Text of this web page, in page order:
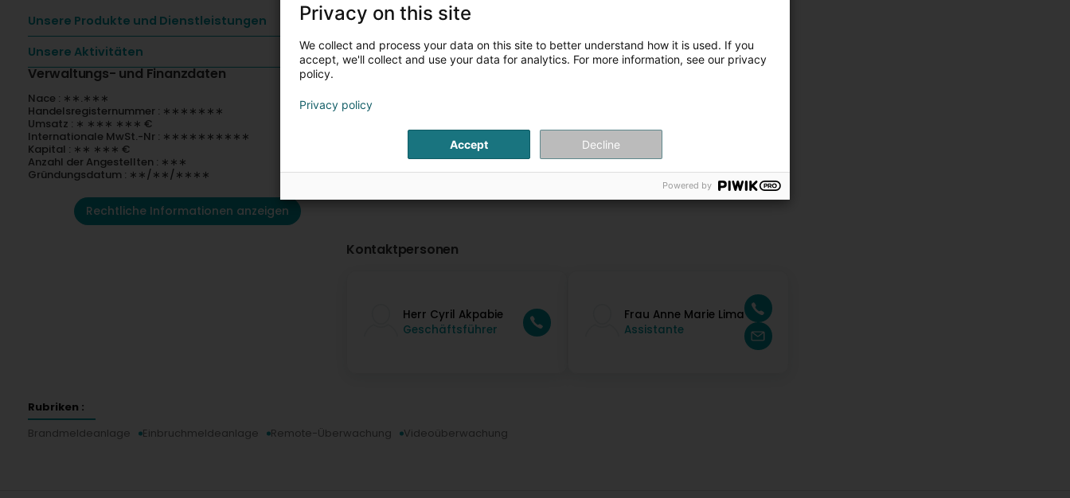
Unsere Produkte und Dienstleistungen
Unsere Aktivitäten
Verwaltungs- und Finanzdaten
Nace : ∗∗.∗∗∗
Handelsregisternummer : ∗∗∗∗∗∗∗
Umsatz : ∗ ∗∗∗ ∗∗∗ €
Internationale MwSt.-Nr : ∗∗∗∗∗∗∗∗∗∗
Kapital : ∗∗ ∗∗∗ €
Anzahl der Angestellten : ∗∗∗
Gründungsdatum : ∗∗/∗∗/∗∗∗∗
Rechtliche Informationen anzeigen
Kontaktpersonen
Herr Cyril Akpabie
Geschäftsführer
Frau Anne Marie Lima
Assistante
Rubriken :
Brandmeldeanlage
Einbruchmeldeanlage Remote-Überwachung Videoüberwachung
Privacy on this site
We collect and process your data on this site to better understand how it is used. If you
accept, we'll collect and use your data for analytics. For more information, see our privacy
policy.
Privacy policy
Accept Decline
Powered by